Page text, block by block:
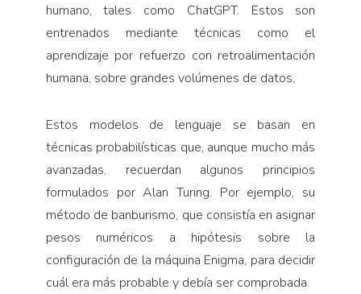
humano, tales como ChatGPT. Estos son
entrenados mediante técnicas como el
aprendizaje por refuerzo con retroalimentación
humana, sobre grandes volúmenes de datos.
Estos modelos de lenguaje se basan en
técnicas probabilísticas que, aunque mucho más
avanzadas, recuerdan algunos principios
formulados por Alan Turing. Por ejemplo, su
método de banburismo, que consistía en asignar
pesos numéricos a hipótesis sobre la
configuración de la máquina Enigma, para decidir
cuál era más probable y debía ser comprobada.